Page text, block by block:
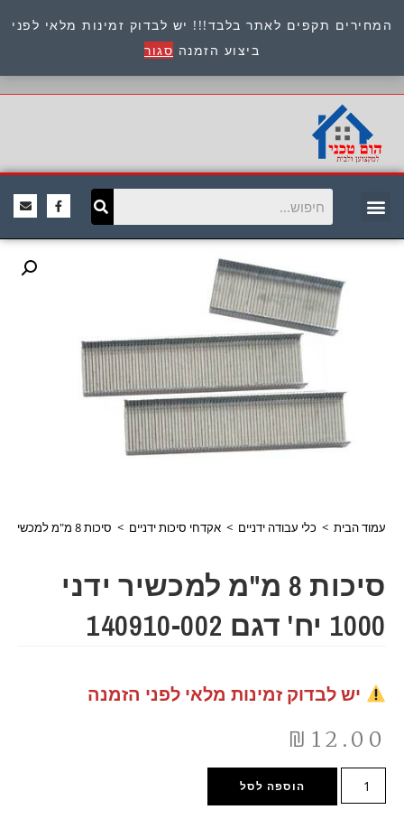
המחירים תקפים לאתר בלבד!!! יש לבדוק זמינות מלאי לפני
ביצוע הזמנה סגור
כתובת : היוזמים 9 אור יהודה שירות לקוחות 054-
8945722
עמוד הבית > כלי עבודה ידניים > אקדחי סיכות ידניים > סיכות 8 מ"מ למכשיר ידני 1000 יח' דגם 140910-002
סיכות 8 מ"מ למכשיר ידני
1000 יח' דגם 140910-002
יש לבדוק זמינות מלאי לפני הזמנה
₪ 12.00
הוספה לסל